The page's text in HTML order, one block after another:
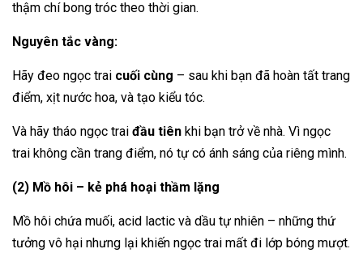
thậm chí bong tróc theo thời gian.
Nguyên tắc vàng:
Hãy đeo ngọc trai cuối cùng – sau khi bạn đã hoàn tất trang
điểm, xịt nước hoa, và tạo kiểu tóc.
Và hãy tháo ngọc trai đầu tiên khi bạn trở về nhà. Vì ngọc
trai không cần trang điểm, nó tự có ánh sáng của riêng mình.
(2) Mồ hôi – kẻ phá hoại thầm lặng
Mồ hôi chứa muối, acid lactic và dầu tự nhiên – những thứ
tưởng vô hại nhưng lại khiến ngọc trai mất đi lớp bóng mượt.